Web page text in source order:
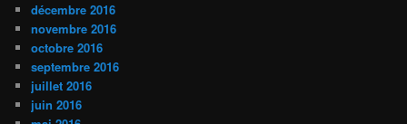
décembre 2016
novembre 2016
octobre 2016
septembre 2016
juillet 2016
juin 2016